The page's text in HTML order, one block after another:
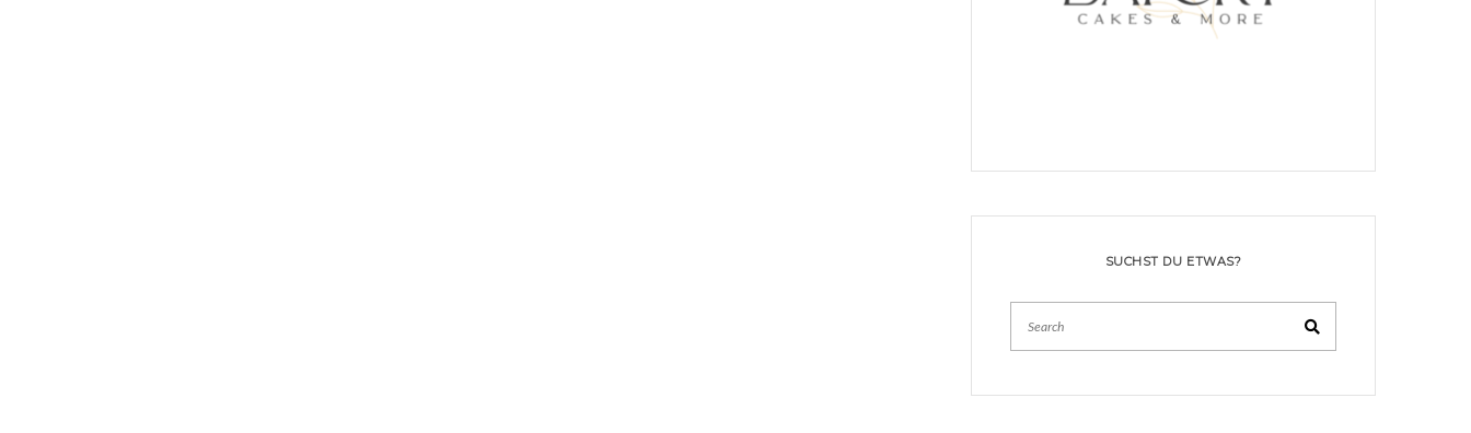
SUCHST DU ETWAS?